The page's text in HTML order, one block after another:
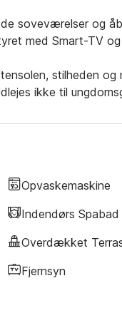
soveværelser og
med Smart-TV
stilheden og
ikke til
Opvaskemaskine
Indendørs Spabad
Overdækket
Fjernsyn